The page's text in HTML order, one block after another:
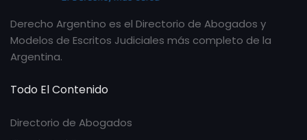
Derecho Argentino es el Directorio de Abogados y
Modelos de Escritos Judiciales más completo de la
Argentina.
Todo El Contenido
Directorio de Abogados